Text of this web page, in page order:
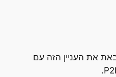
את העניין הזה עם